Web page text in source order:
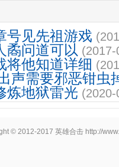
号见先祖游戏
矞问道可以
将他知道详细
声需要邪恶钳虫
炼地狱雷光
© 2012-2017 英雄合击 http://